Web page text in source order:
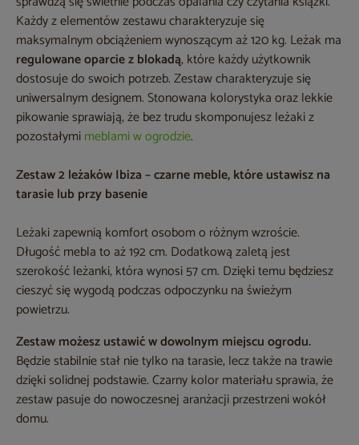
Każdy z elementów zestawu charakteryzuje się
maksymalnym obciążeniem wynoszącym aż 120 kg. Leżak ma
regulowane oparcie z blokadą, które każdy użytkownik
dostosuje do swoich potrzeb. Zestaw charakteryzuje się
uniwersalnym designem. Stonowana kolorystyka oraz lekkie
pikowanie sprawiają, że bez trudu skomponujesz leżaki z
pozostałymimeblami w ogrodzie.
Zestaw 2 leżaków Ibiza – czarne meble, które ustawisz na
tarasie lub przy basenie
Leżaki zapewnią komfort osobom o różnym wzroście.
Długość mebla to aż 192 cm. Dodatkową zaletą jest
szerokość leżanki, która wynosi 57 cm. Dzięki temu będziesz
cieszyć się wygodą podczas odpoczynku na świeżym
powietrzu.
Zestaw możesz ustawić w dowolnym miejscu ogrodu.
Będzie stabilnie stał nie tylko na tarasie, lecz także na trawie
dzięki solidnej podstawie. Czarny kolor materiału sprawia, że
zestaw pasuje do nowoczesnej aranżacji przestrzeni wokół
domu.